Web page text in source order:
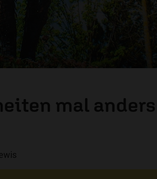
mal anders